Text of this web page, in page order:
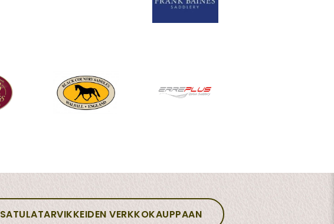
SATULATARVIKKEIDEN VERKKOKAUPPAAN